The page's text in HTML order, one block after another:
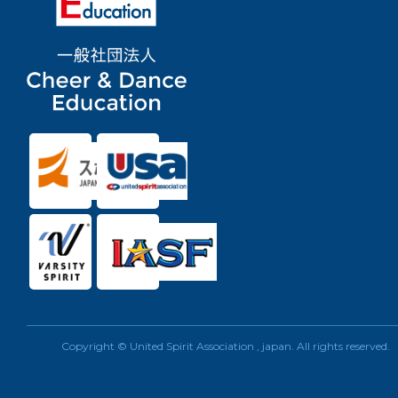
Copyright © United Spirit Association , japan. All rights reserved.